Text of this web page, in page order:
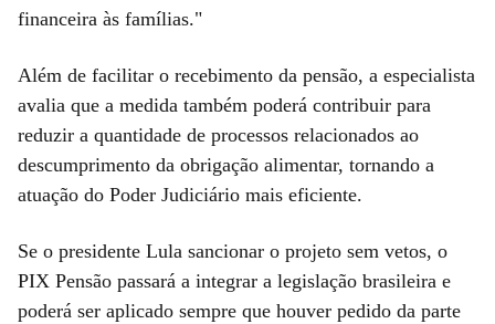
financeira às famílias."
Além de facilitar o recebimento da pensão, a especialista
avalia que a medida também poderá contribuir para
reduzir a quantidade de processos relacionados ao
descumprimento da obrigação alimentar, tornando a
atuação do Poder Judiciário mais eficiente.
Se o presidente Lula sancionar o projeto sem vetos, o
PIX Pensão passará a integrar a legislação brasileira e
poderá ser aplicado sempre que houver pedido da parte